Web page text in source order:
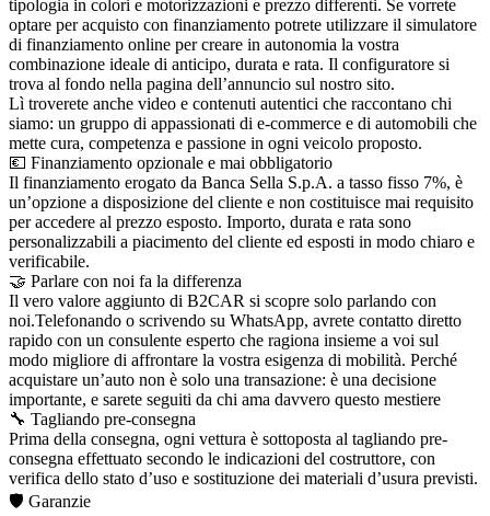
tipologia in colori e motorizzazioni e prezzo differenti. Se vorrete
optare per acquisto con finanziamento potrete utilizzare il simulatore
di finanziamento online per creare in autonomia la vostra
combinazione ideale di anticipo, durata e rata. Il configuratore si
trova al fondo nella pagina dell’annuncio sul nostro sito.
Lì troverete anche video e contenuti autentici che raccontano chi
siamo: un gruppo di appassionati di e-commerce e di automobili che
mette cura, competenza e passione in ogni veicolo proposto.
💶 Finanziamento opzionale e mai obbligatorio
Il finanziamento erogato da Banca Sella S.p.A. a tasso fisso 7%, è
un’opzione a disposizione del cliente e non costituisce mai requisito
per accedere al prezzo esposto. Importo, durata e rata sono
personalizzabili a piacimento del cliente ed esposti in modo chiaro e
verificabile.
🤝 Parlare con noi fa la differenza
Il vero valore aggiunto di B2CAR si scopre solo parlando con
noi.Telefonando o scrivendo su WhatsApp, avrete contatto diretto
rapido con un consulente esperto che ragiona insieme a voi sul
modo migliore di affrontare la vostra esigenza di mobilità. Perché
acquistare un’auto non è solo una transazione: è una decisione
importante, e sarete seguiti da chi ama davvero questo mestiere
🔧 Tagliando pre-consegna
Prima della consegna, ogni vettura è sottoposta al tagliando pre-
consegna effettuato secondo le indicazioni del costruttore, con
verifica dello stato d’uso e sostituzione dei materiali d’usura previsti.
🛡️ Garanzie